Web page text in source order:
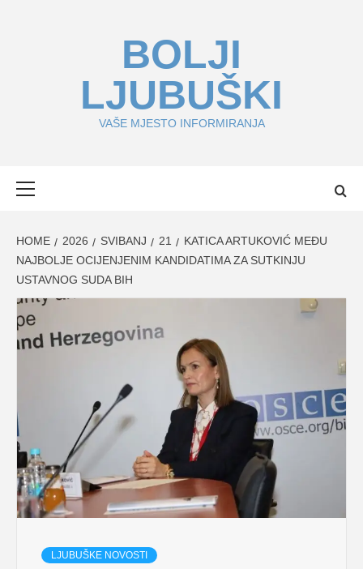
BOLJI
LJUBUŠKI
VAŠE MJESTO INFORMIRANJA
HOME 2026 SVIBANJ 21
KATICA ARTUKOVIĆ MEĐU
NAJBOLJE OCIJENJENIM KANDIDATIMA ZA SUTKINJU
USTAVNOG SUDA BIH
LJUBUŠKE NOVOSTI